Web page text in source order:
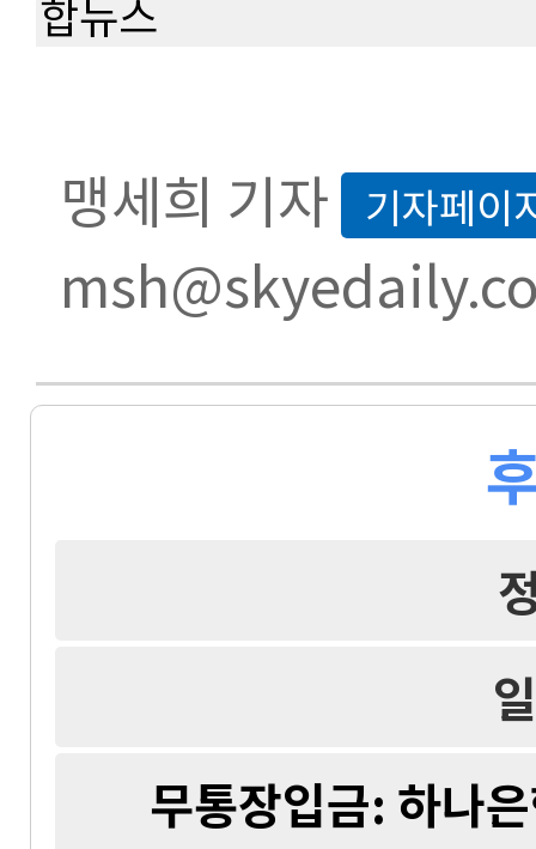
합뉴스
맹세희 기자 기자페이
무통장입금: 하나